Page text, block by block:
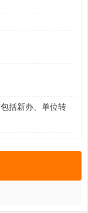
括新办、单位转